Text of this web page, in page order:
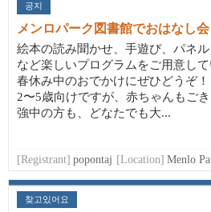
공지
メンロパーク図書館でおはなし会
絵本の読み聞かせ、手遊び、パネ
など楽しいプログラムをご用意して
春休み中のおでかけにぜひどうぞ！
2〜5歳向けですが、赤ちゃんもご
強中の方も、どなたでも大...
[Registrant] popontaj [Location] Menlo
찾고있어요